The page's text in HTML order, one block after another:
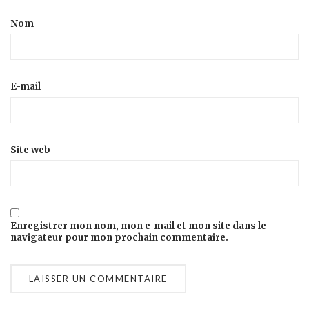
Nom
E-mail
Site web
Enregistrer mon nom, mon e-mail et mon site dans le
navigateur pour mon prochain commentaire.